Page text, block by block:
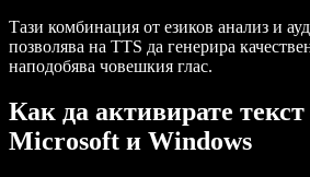
Тази комбинация от езиков анализ и
позволява на TTS да генерира
наподобява човешкия глас.
Как да активирате
Microsoft и Windows